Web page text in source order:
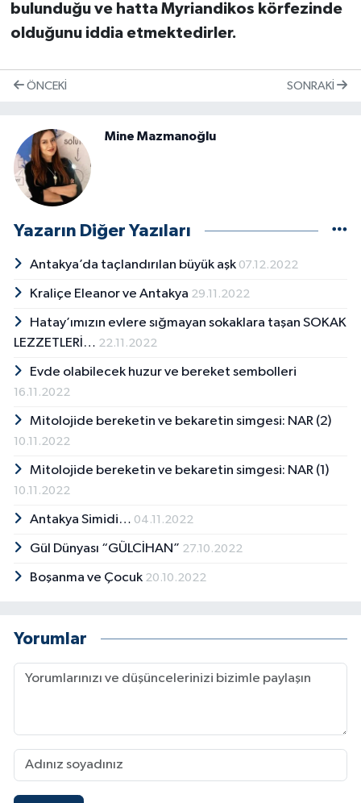
bulunduğu ve hatta Myriandikos körfezinde
olduğunu iddia etmektedirler.
ÖNCEKI SONRAKI
Mine Mazmanoğlu
Yazarın Diğer Yazıları
Antakya’da taçlandırılan büyük aşk 07.12.2022
Kraliçe Eleanor ve Antakya 29.11.2022
Hatay’ımızın evlere sığmayan sokaklara taşan SOKAK
LEZZETLERİ… 22.11.2022
Evde olabilecek huzur ve bereket sembolleri
16.11.2022
Mitolojide bereketin ve bekaretin simgesi: NAR (2)
10.11.2022
Mitolojide bereketin ve bekaretin simgesi: NAR (1)
10.11.2022
Antakya Simidi… 04.11.2022
Gül Dünyası “GÜLCİHAN” 27.10.2022
Boşanma ve Çocuk 20.10.2022
Yorumlar